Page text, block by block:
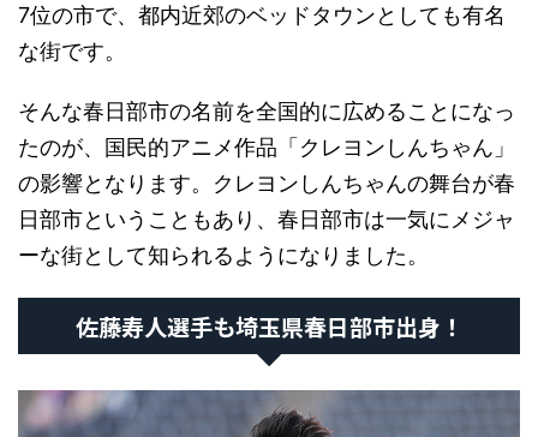
7位の市で、都内近郊のベッドタウンとしても有名
な街です。
そんな春日部市の名前を全国的に広めることになっ
たのが、国民的アニメ作品「クレヨンしんちゃん」
の影響となります。クレヨンしんちゃんの舞台が春
日部市ということもあり、春日部市は一気にメジャ
ーな街として知られるようになりました。
佐藤寿人選手も埼玉県春日部市出身！